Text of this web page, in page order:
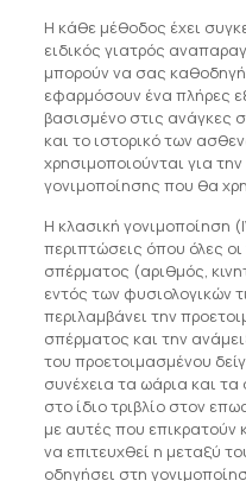
Η κάθε μέθοδος έχει
ειδικός γιατρός
μπορούν να σας
εφαρμόσουν ένα πλήρες
βασισμένο στις ανάγκες
και το ιστορικό των
χρησιμοποιούνται για
γονιμοποίησης που θα
Η κλασική γονιμοποίηση
περιπτώσεις όπου όλες
σπέρματος (αριθμός,
εντός των φυσιολογικών
περιλαμβάνει την
σπέρματος και την
του προετοιμασμένου
συνέχεια τα ωάρια και
στο ίδιο τριβλίο στον
με αυτές που
να επιτευχθεί η μεταξύ
οδηγήσει στη